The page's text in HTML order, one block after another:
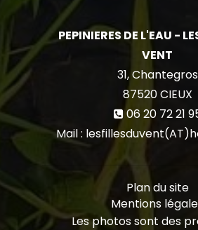
PEPINIERES DE L'EAU -
VENT
31, Chantegros
87520CIEUX
06 20 72 21
Mail :
Plan du site
Mentions
Les photos sont des